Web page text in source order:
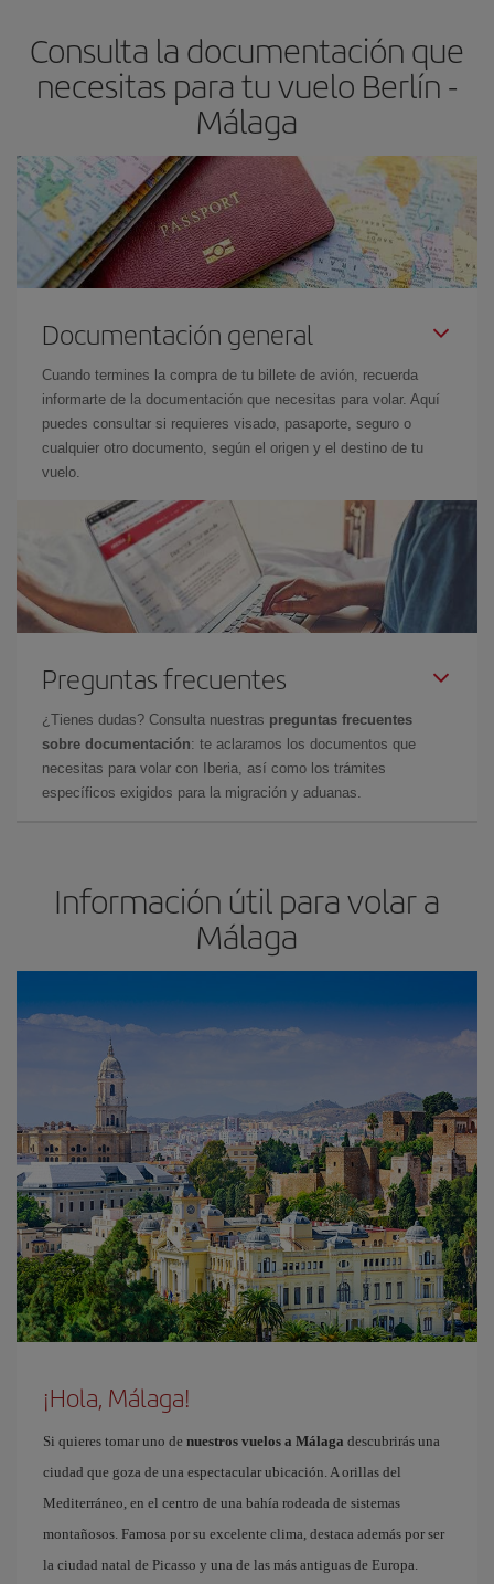
avión más baratos te saldrán. Además, si buscas los vuelos con
las fechas y los horarios del viaje un poco abiertos, podráselegir
el precio más barato.
Consulta la documentación que
necesitas para tu vuelo Berlín -
Málaga
Documentación general
Cuando termines la compra de tu billete de avión, recuerda
informarte de la documentación que necesitas para volar. Aquí
puedes consultar si requieres visado, pasaporte, seguro o
cualquier otro documento, según el origen y el destino de tu
vuelo.
Preguntas frecuentes
¿Tienes dudas? Consulta nuestras preguntas frecuentes
sobre documentación: te aclaramos los documentos que
necesitas para volar con Iberia, así como los trámites
específicos exigidos para la migración y aduanas.
Información útil para volar a
Málaga
¡Hola, Málaga!
Si quieres tomar uno de nuestros vuelos a Málaga descubrirás una
ciudad que goza de una espectacular ubicación. A orillas del
Mediterráneo, en el centro de una bahía rodeada de sistemas
montañosos. Famosa por su excelente clima, destaca además por ser
la ciudad natal de Picasso y una de las más antiguas de Europa.